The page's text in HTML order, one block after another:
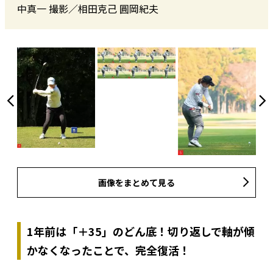
中真一 撮影／相田克己 圓岡紀夫
画像をまとめて見る
1年前は「＋35」のどん底！切り返しで軸が傾
かなくなったことで、完全復活！